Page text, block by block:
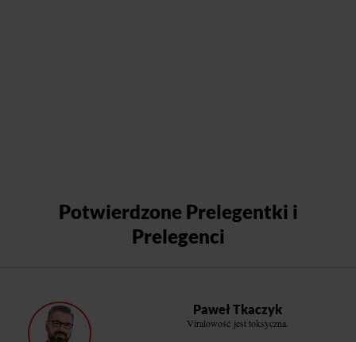
Potwierdzone Prelegentki i
Prelegenci
Paweł Tkaczyk
Viralowość jest toksyczna.